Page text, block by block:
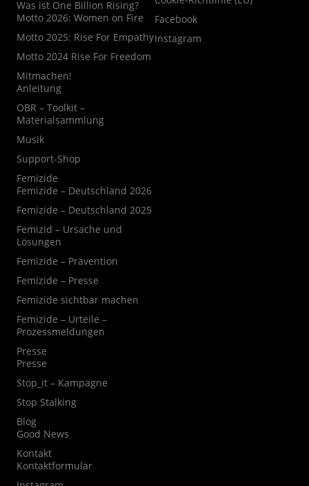
Was ist One Billion Rising?
Motto 2026: Women on Fire
Motto 2025: Rise For Empathy
Motto 2024 Rise For Freedom
Mitmachen!
Anleitung
OBR – Toolkit –
Materialsammlung
Musik
Support-Shop
Femizide
Femizide – Deutschland 2026
Femizide – Deutschland 2025
Femizid – Ursache und
Lösungen
Femizide – Prävention
Femizide – Presse
Femizide sichtbar machen
Femizide – Urteile –
Prozessmeldungen
Presse
Presse
Stop_it – Kampagne
Stop Stalking
Blog
Good News
Kontakt
Kontaktformular
Facebook
Instagram